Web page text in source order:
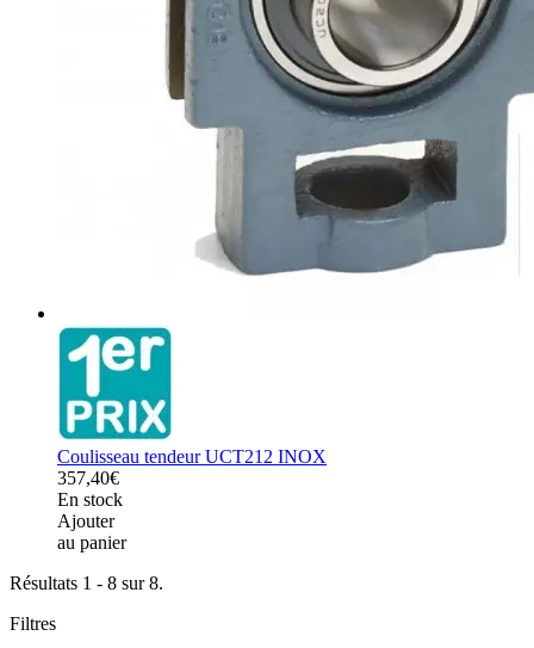
Coulisseau tendeur UCT212 INOX
357,40€
En stock
Ajouter
au panier
Résultats 1 - 8 sur 8.
Filtres